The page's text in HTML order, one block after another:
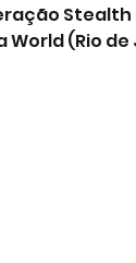
World (Rio